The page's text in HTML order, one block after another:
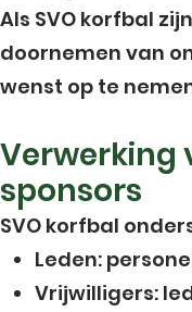
Als SVO korfbal
doornemen van
wenst op te
Verwerking
sponsors
SVO korfbal
Leden:
Vrijwilligers: